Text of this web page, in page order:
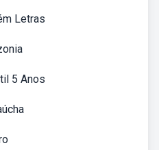
Letras
5 Anos